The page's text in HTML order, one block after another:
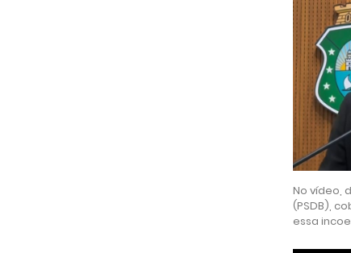
No vídeo,
(PSDB),
essa